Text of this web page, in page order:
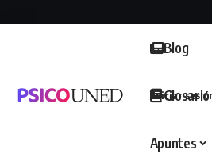
Blog
Glosario
Apuntes
Iniciar